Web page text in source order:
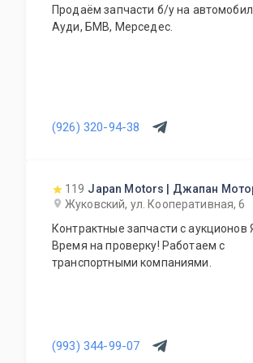
Продаём запчасти б/у на
Ауди, БМВ, Мерседес.
(926) 320-94-38
119 Japan Motors | Джапан
Жуковский, ул. Кооперативная, 6
Контрактные запчасти с аукционов
Время на проверку! Работаем с
транспортными компаниями.
(993) 344-99-07